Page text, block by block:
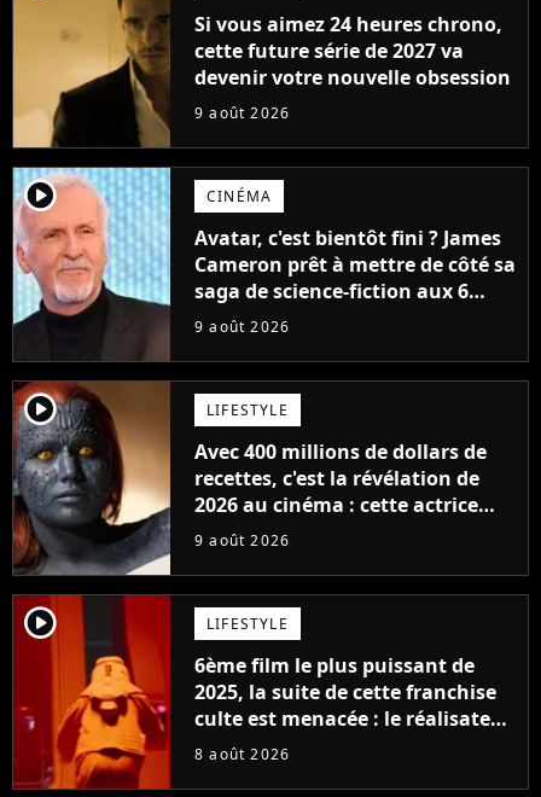
Si vous aimez 24 heures chrono,
cette future série de 2027 va
devenir votre nouvelle obsession
9 août 2026
player2 CINÉMA
Avatar, c'est bientôt fini ? James
Cameron prêt à mettre de côté sa
saga de science-fiction aux 6
milliards de recettes
9 août 2026
player2 LIFESTYLE
Avec 400 millions de dollars de
recettes, c'est la révélation de
2026 au cinéma : cette actrice
adorée prête à remplacer
9 août 2026
player2 LIFESTYLE
6ème film le plus puissant de
2025, la suite de cette franchise
culte est menacée : le réalisateur
claque la porte pour "différends
8 août 2026